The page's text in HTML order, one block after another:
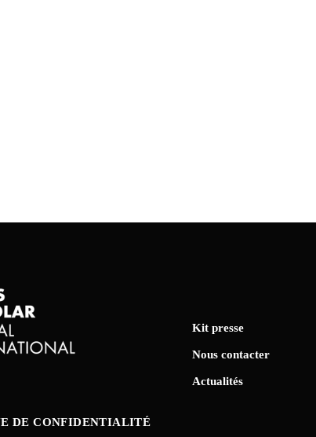
DE CONFIDENTIALITÉ
Kit presse
Nous contacter
Actualités